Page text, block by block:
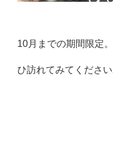
10月までの期間限定。
ひ訪れてみてください